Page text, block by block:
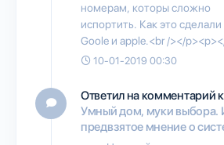
номерам, которы сложно
испортить. Как это сделали
Goole и apple.<br /></
10-01-2019 00:30
Ответил на комментарий к
Умный дом, муки выбора.
предвзятое мнение о